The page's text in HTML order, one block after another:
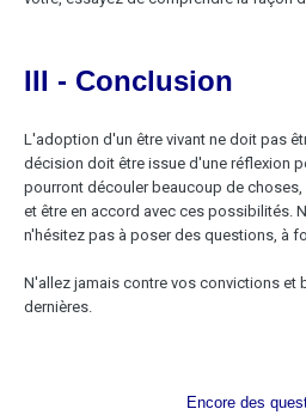
III - Conclusion
L'adoption d'un être vivant ne doit pas
décision doit être issue d'une réflexion
pourront découler beaucoup de
et être en accord avec ces possibilités.
n'hésitez pas à poser des questions, à
N'allez jamais contre vos convictions et
dernières.
Encore des